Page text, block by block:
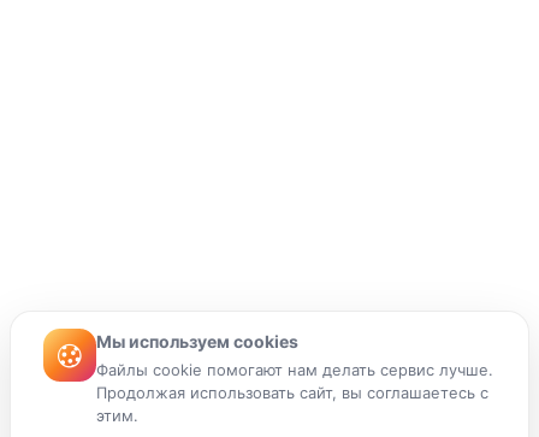
Мы используем cookies
Файлы cookie помогают нам делать сервис лучше.
Продолжая использовать сайт, вы соглашаетесь с
этим.